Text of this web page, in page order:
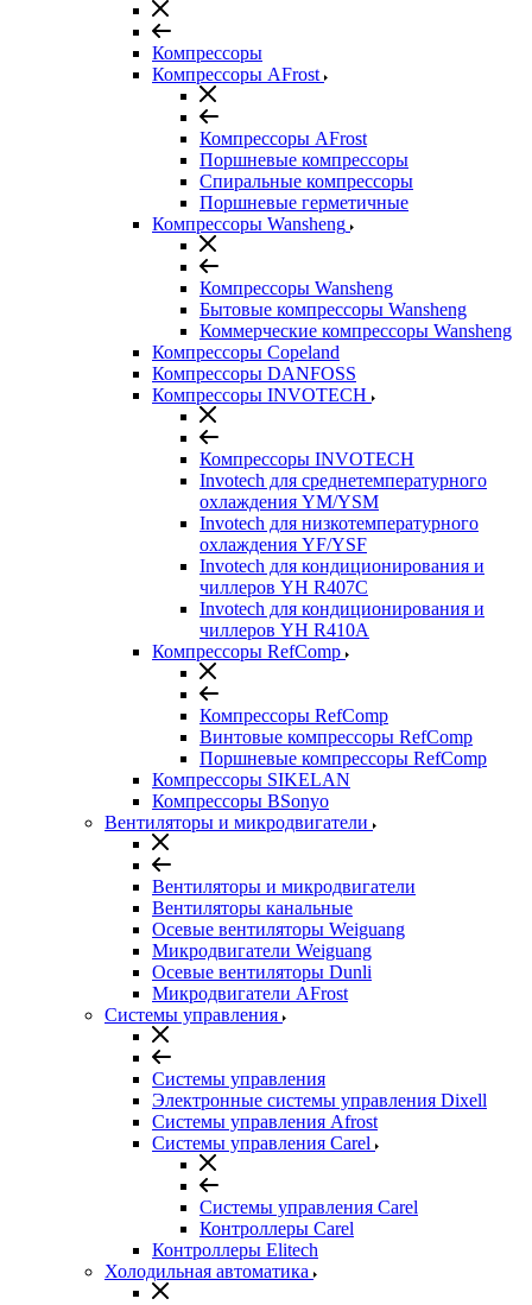
Компрессоры
Компрессоры AFrost
Компрессоры AFrost
Поршневые компрессоры
Спиральные компрессоры
Поршневые герметичные
Компрессоры Wansheng
Компрессоры Wansheng
Бытовые компрессоры Wansheng
Коммерческие компрессоры Wansheng
Компрессоры Copeland
Компрессоры DANFOSS
Компрессоры INVOTECH
Компрессоры INVOTECH
Invotech для среднетемпературного
охлаждения YM/YSM
Invotech для низкотемпературного
охлаждения YF/YSF
Invotech для кондиционирования и
чиллеров YH R407C
Invotech для кондиционирования и
чиллеров YH R410A
Компрессоры RefComp
Компрессоры RefComp
Винтовые компрессоры RefComp
Поршневые компрессоры RefComp
Компрессоры SIKELAN
Компрессоры BSonyo
Вентиляторы и микродвигатели
Вентиляторы и микродвигатели
Вентиляторы канальные
Осевые вентиляторы Weiguang
Микродвигатели Weiguang
Осевые вентиляторы Dunli
Микродвигатели AFrost
Системы управления
Системы управления
Электронные системы управления Dixell
Системы управления Afrost
Системы управления Carel
Системы управления Carel
Контроллеры Carel
Контроллеры Elitech
Холодильная автоматика